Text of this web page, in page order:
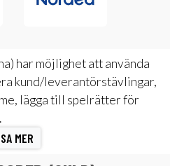
har möjlighet att använda
kund/leverantörstävlingar,
lägga till spelrätter för
MER